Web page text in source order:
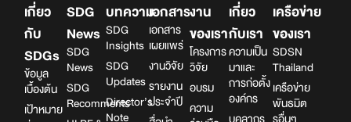
เกี่ยว
กับ
SDGs
ข้อมูล
เบื้องต้น
เป้าหมาย
SDG
News
SDG
News
SDG
Recomments
บทความ
SDG
Insights
SDG
Updates
Director’s
Note
เอกสาร
เอกสาร
เผยแพร่
งานวิจัย
รายงาน
ประจำปี
งาน
ของเรา
โครงการ
วิจัย
อบรม
ความ
เกี่ยว
กับเรา
ความเป็น
มาและ
การก่อตั้ง
องค์กร
เครือข่าย
ของเรา
SDSN
Thailand
เครือข่าย
พันธมิต